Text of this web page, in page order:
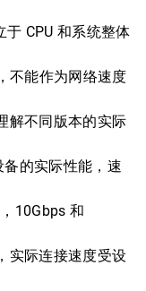
CPU 和系统整体
不能作为网络速度
解不同版本的实际
的实际性能，速
10Gbps 和
实际连接速度受设